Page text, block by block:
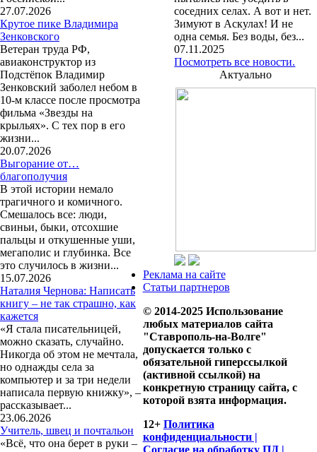
27.07.2026
Крутое пике Владимира
Зенковского
Ветеран труда РФ,
авиаконструктор из
Подстёпок Владимир
Зенковский заболел небом в
10-м классе после просмотра
фильма «Звезды на
крыльях». С тех пор в его
жизни...
20.07.2026
Выгорание от…
благополучия
В этой истории немало
трагичного и комичного.
Смешалось все: люди,
свиньи, быки, отсохшие
пальцы и откушенные уши,
мегаполис и глубинка. Все
это случилось в жизни...
15.07.2026
Наталия Чернова: Написать
книгу – не так страшно, как
кажется
«Я стала писательницей,
можно сказать, случайно.
Никогда об этом не мечтала,
но однажды села за
компьютер и за три недели
написала первую книжку», –
рассказывает...
23.06.2026
Учитель, швец и почтальон
«Всё, что она берет в руки –
соседних селах. А вот и нет.
Зимуют в Аскулах! И не
одна семья. Без воды, без...
07.11.2025
Посмотреть все новости.
Актуально
Реклама на сайте
Статьи партнеров
© 2014-2025 Использование
любых материалов сайта
"Ставрополь-на-Волге"
допускается только с
обязательной гиперссылкой
(активной ссылкой) на
конкретную страницу сайта, с
которой взята информация.
12+ Политика
конфиденциальности |